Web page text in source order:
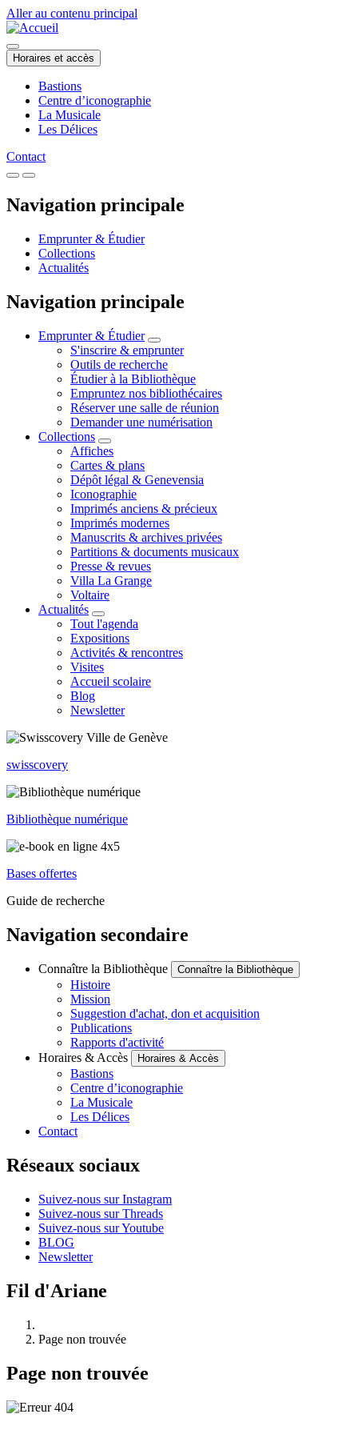
Aller au contenu principal
Horaires et accès
Bastions
Centre d’iconographie
La Musicale
Les Délices
Contact
Navigation principale
Emprunter & Étudier
Collections
Actualités
Navigation principale
Emprunter & Étudier
S'inscrire & emprunter
Outils de recherche
Étudier à la Bibliothèque
Empruntez nos bibliothécaires
Réserver une salle de réunion
Demander une numérisation
Collections
Affiches
Cartes & plans
Dépôt légal & Genevensia
Iconographie
Imprimés anciens & précieux
Imprimés modernes
Manuscrits & archives privées
Partitions & documents musicaux
Presse & revues
Villa La Grange
Voltaire
Actualités
Tout l'agenda
Expositions
Activités & rencontres
Visites
Accueil scolaire
Blog
Newsletter
swisscovery
Bibliothèque numérique
Bases offertes
Guide de recherche
Navigation secondaire
Connaître la Bibliothèque Connaître la Bibliothèque
Histoire
Mission
Suggestion d'achat, don et acquisition
Publications
Rapports d'activité
Horaires & Accès
Horaires & Accès
Bastions
Centre d’iconographie
La Musicale
Les Délices
Contact
Réseaux sociaux
Suivez-nous sur Instagram
Suivez-nous sur Threads
Suivez-nous sur Youtube
BLOG
Newsletter
Fil d'Ariane
Page non trouvée
Page non trouvée